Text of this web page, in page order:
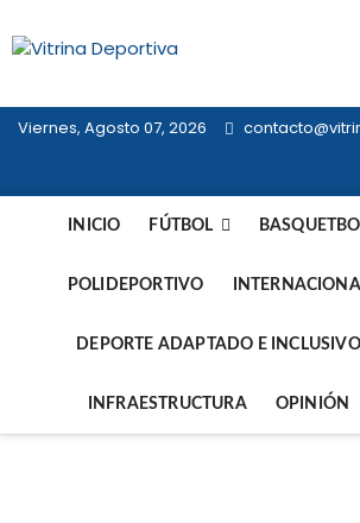
al
Viernes, Agosto 07, 2026
INICIO FÚTBOL
POLIDEPORTIVO
DEPORTE ADAPTADO E INCLUSIVO
INFRAESTRUCTURA OPINIÓN